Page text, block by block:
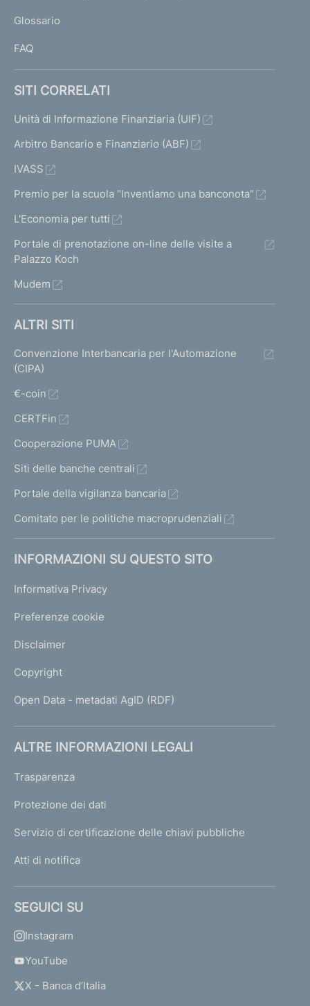
IGlossario
FAQ
SITI CORRELATI
Unità di Informazione Finanziaria (UIF)
Arbitro Bancario e Finanziario (ABF)
IVASS
Premio per la scuola "Inventiamo una banconota"
L'Economia per tutti
Portale di prenotazione on-line delle visite a
Palazzo Koch
Mudem
ALTRI SITI
Convenzione Interbancaria per l'Automazione
(CIPA)
€-coin
CERTFin
Cooperazione PUMA
Siti delle banche centrali
Portale della vigilanza bancaria
Comitato per le politiche macroprudenziali
INFORMAZIONI SU QUESTO SITO
Informativa Privacy
Preferenze cookie
Disclaimer
Copyright
Open Data - metadati AgID (RDF)
ALTRE INFORMAZIONI LEGALI
Trasparenza
Protezione dei dati
Servizio di certificazione delle chiavi pubbliche
Atti di notifica
SEGUICI SU
Instagram
YouTube
X - Banca d’Italia